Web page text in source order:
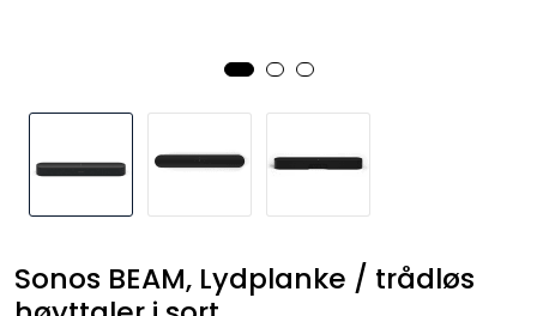
Sonos BEAM, Lydplanke / trådløs
Merker